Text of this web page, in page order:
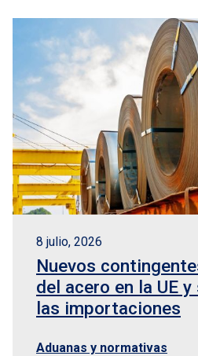
8 julio, 2026
Nuevos
del acero en la UE
las importaciones
Aduanas y normativas